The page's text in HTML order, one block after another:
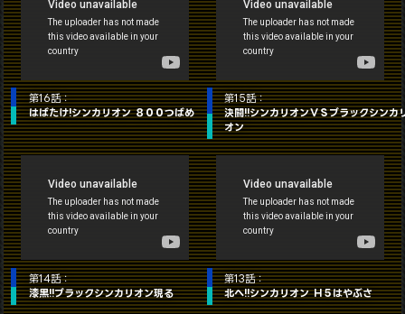
第16話：
はばたけ!シンカリオン ８００つばめ
第15話：
決闘!!シンカリオンＶＳブラックシンカ
オン
第14話：
漆黒!!ブラックシンカリオン現る
第13話：
北へ!!シンカリオン Ｈ５はやぶさ